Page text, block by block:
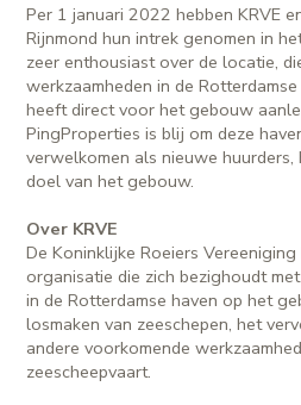
Per 1 januari 2022 hebben KRVE
Rijnmond hun intrek genomen in
zeer enthousiast over de locatie,
werkzaamheden in de
heeft direct voor het gebouw
PingProperties is blij om deze
verwelkomen als nieuwe
doel van het gebouw.
Over KRVE
De Koninklijke Roeiers Vereeniging
organisatie die zich bezighoudt
in de Rotterdamse haven op het
losmaken van zeeschepen, het
andere voorkomende
zeescheepvaart.